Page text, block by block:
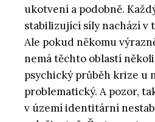
ukotvení a podobně.
stabilizující síly nachází v
Ale pokud někomu
nemá těchto oblastí
psychický průběh krize u
problematický. A pozor,
v území identitární